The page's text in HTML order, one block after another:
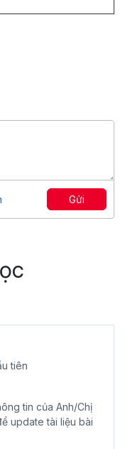
giảng
Gửi
tiên
tin của Anh/Chị
update tài liệu bài